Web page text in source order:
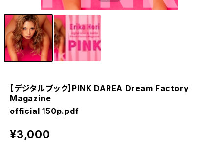
【デジタルブック】PINK DAREA Dream Factory
Magazine
official 150p.pdf
¥3,000